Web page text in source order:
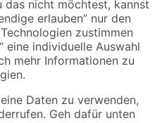
Die dargestellten Angebote sind unter